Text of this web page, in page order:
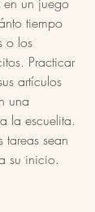
tiempo
o los
Practicar
artículos
una
la escuelita.
tareas sean
su inicio.